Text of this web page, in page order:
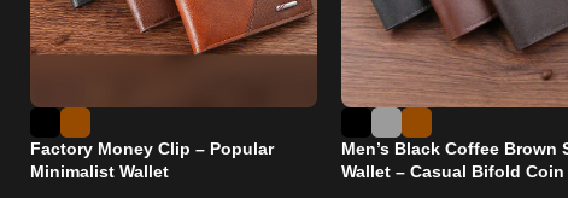
Factory Money Clip – Popular
Minimalist Wallet
Men’s Black Coffee Brown
Wallet – Casual Bifold Coin